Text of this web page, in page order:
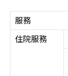
服務
住院服務